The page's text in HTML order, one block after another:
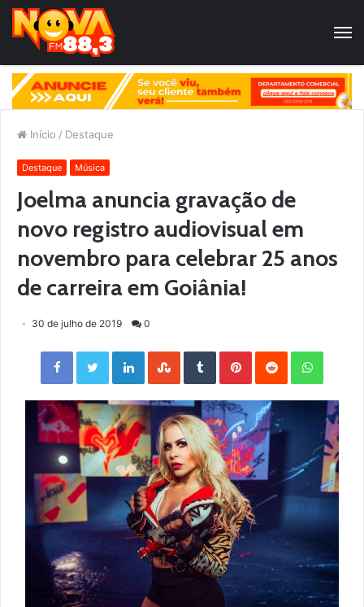
Início / Destaque
Destaque Música
Joelma anuncia gravação de
novo registro audiovisual em
novembro para celebrar 25 anos
de carreira em Goiânia!
30 de julho de 2019 0
Facebook Twitter LinkedIn StumbleUpon Tumblr Pinterest Reddit